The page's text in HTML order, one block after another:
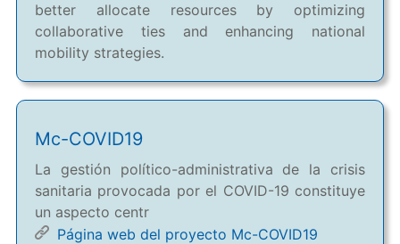
better allocate resources by optimizing
collaborative ties and enhancing national
mobility strategies.
Mc-COVID19
La gestión político-administrativa de la crisis
sanitaria provocada por el COVID-19 constituye
un aspecto centr
Página web del proyecto Mc-COVID19